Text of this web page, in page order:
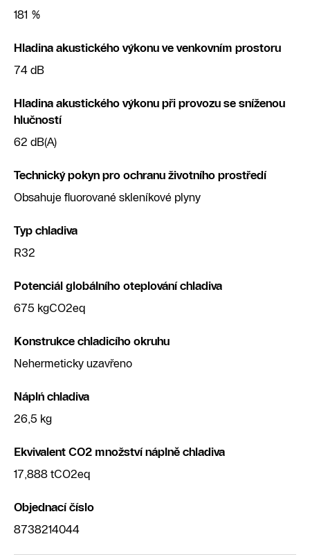
181 %
Hladina akustického výkonu ve venkovním prostoru
74 dB
Hladina akustického výkonu při provozu se sníženou
hlučností
62 dB(A)
Technický pokyn pro ochranu životního prostředí
Obsahuje fluorované skleníkové plyny
Typ chladiva
R32
Potenciál globálního oteplování chladiva
675 kgCO2eq
Konstrukce chladicího okruhu
Nehermeticky uzavřeno
Náplń chladiva
26,5 kg
Ekvivalent CO2 množství náplně chladiva
17,888 tCO2eq
Objednací číslo
8738214044